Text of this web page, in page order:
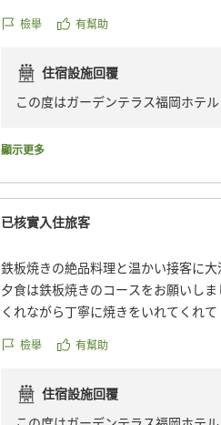
「福岡市内にいながらリゾート気
これからも、お客様の大切な記念
めたおもてなしに努めてまいります
また福岡へお越しの際は、ぜひガ
ガーデンテラス福岡ホテル＆リゾ
ただきました。次回宿泊30%オフチ
クチコミの詳細はこちらから
https://review.travel.rakuten.co.jp/
檢舉 有幫助
住宿設施回覆
この度はガーデンテラス福岡ホテ
ご朝食では、シェフが目の前で仕
さらに、「また利用したい」との
すご優待券もぜひご活用いただき
いです。
またお客様にお会いできます日を
顯示更多
已核實入住旅客
鉄板焼きの絶品料理と温かい接客に大
夕食は鉄板焼きのコースをお願いし
くれながら丁寧に焼きをいれてくれ
とても喜んでおりまた来年も来よう
他の画像やクチコミの詳細はこちら
https://review.travel.rakuten.co.jp/
檢舉 有幫助
住宿設施回覆